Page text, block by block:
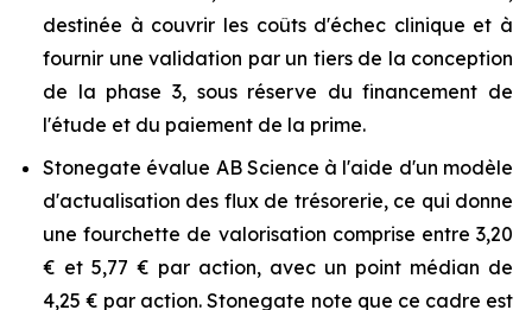
destinée à couvrir les coûts d'échec clinique et à
fournir une validation par un tiers de la conception
de la phase 3, sous réserve du financement de
l'étude et du paiement de la prime.
Stonegate évalue AB Science à l'aide d'un modèle
d'actualisation des flux de trésorerie, ce qui donne
une fourchette de valorisation comprise entre 3,20
€ et 5,77 € par action, avec un point médian de
4,25 € par action. Stonegate note que ce cadre est